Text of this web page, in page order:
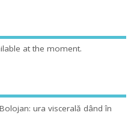
at the moment.
ura viscerală dând în